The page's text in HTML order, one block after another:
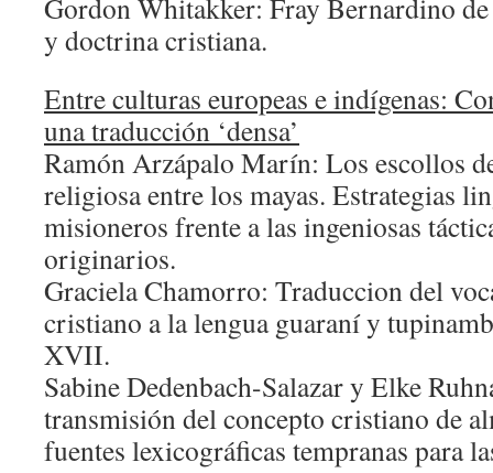
Gordon Whitakker: Fray Bernardino
y doctrina cristiana.
Entre culturas europeas e indígenas:
una traducción ‘densa’
Ramón Arzápalo Marín: Los escollos
religiosa entre los mayas. Estrategias
misioneros frente a las ingeniosas
originarios.
Graciela Chamorro: Traduccion del
cristiano a la lengua guaraní y
XVII.
Sabine Dedenbach-Salazar y Elke
transmisión del concepto cristiano de
fuentes lexicográficas tempranas para